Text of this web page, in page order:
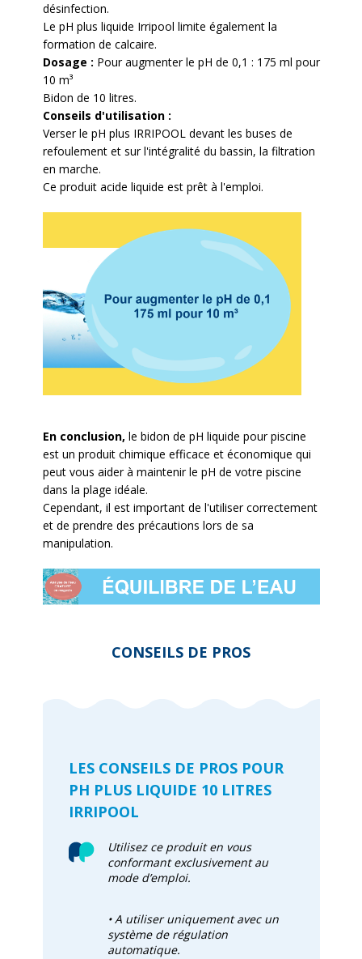
désinfection.
Le pH plus liquide Irripool limite également la
formation de calcaire.
Dosage : Pour augmenter le pH de 0,1 : 175 ml pour
10 m³
Bidon de 10 litres.
Conseils d'utilisation :
Verser le pH plus IRRIPOOL devant les buses de
refoulement et sur l'intégralité du bassin, la filtration
en marche.
Ce produit acide liquide est prêt à l'emploi.
En conclusion, le bidon de pH liquide pour piscine
est un produit chimique efficace et économique qui
peut vous aider à maintenir le pH de votre piscine
dans la plage idéale.
Cependant, il est important de l'utiliser correctement
et de prendre des précautions lors de sa
manipulation.
CONSEILS DE PROS
LES CONSEILS DE PROS POUR
PH PLUS LIQUIDE 10 LITRES
IRRIPOOL
Utilisez ce produit en vous
conformant exclusivement au
mode d’emploi.
• A utiliser uniquement avec un
système de régulation
automatique.